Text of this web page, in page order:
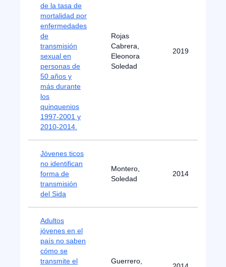
de la tasa de
mortalidad por
enfermedades
de
transmisión
sexual en
personas de
50 años y
más durante
los
quinquenios
1997-2001 y
2010-2014.
Rojas
Cabrera,
Eleonora
Soledad
2019
Jóvenes ticos
no identifican
forma de
transmisión
del Sida
Montero,
Soledad
2014
Adultos
jóvenes en el
país no saben
cómo se
transmite el
Guerrero,